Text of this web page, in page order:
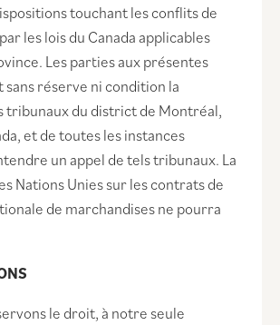
touchant les conflits de
les lois du Canada applicables
Les parties aux présentes
sans réserve ni condition la
tribunaux du district de Montréal,
et de toutes les instances
un appel de tels tribunaux. La
Nations Unies sur les contrats de
de marchandises ne pourra
le droit, à notre seule